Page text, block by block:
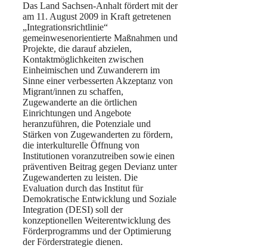
Das Land Sachsen-Anhalt fördert mit der
am 11. August 2009 in Kraft getretenen
„Integrationsrichtlinie“
gemeinwesenorientierte Maßnahmen und
Projekte, die darauf abzielen,
Kontaktmöglichkeiten zwischen
Einheimischen und Zuwanderern im
Sinne einer verbesserten Akzeptanz von
Migrant/innen zu schaffen,
Zugewanderte an die örtlichen
Einrichtungen und Angebote
heranzuführen, die Potenziale und
Stärken von Zugewanderten zu fördern,
die interkulturelle Öffnung von
Institutionen voranzutreiben sowie einen
präventiven Beitrag gegen Devianz unter
Zugewanderten zu leisten. Die
Evaluation durch das Institut für
Demokratische Entwicklung und Soziale
Integration (DESI) soll der
konzeptionellen Weiterentwicklung des
Förderprogramms und der Optimierung
der Förderstrategie dienen.